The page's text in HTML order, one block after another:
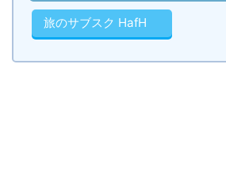
旅のサブスク HafH